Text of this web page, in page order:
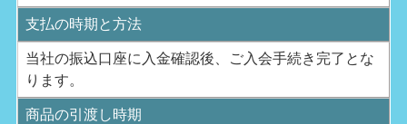
支払の時期と方法
当社の振込口座に入金確認後、ご入会手続き完了とな
ります。
商品の引渡し時期